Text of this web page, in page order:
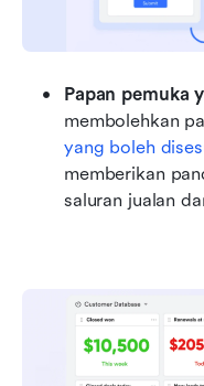
Papan pemuka
membolehkan
yang boleh
memberikan
saluran jualan